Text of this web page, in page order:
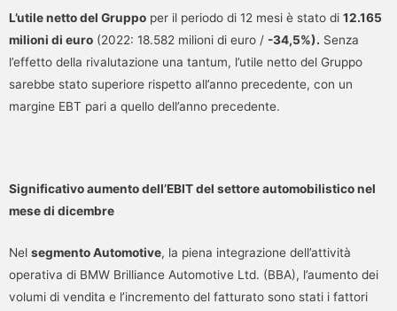
L’utile netto del Gruppo per il periodo di 12 mesi è stato di 12.165
milioni di euro (2022: 18.582 milioni di euro / -34,5%). Senza
l’effetto della rivalutazione una tantum, l’utile netto del Gruppo
sarebbe stato superiore rispetto all’anno precedente, con un
margine EBT pari a quello dell’anno precedente.
Significativo aumento dell’EBIT del settore automobilistico nel
mese di dicembre
Nel segmento Automotive, la piena integrazione dell’attività
operativa di BMW Brilliance Automotive Ltd. (BBA), l’aumento dei
volumi di vendita e l’incremento del fatturato sono stati i fattori